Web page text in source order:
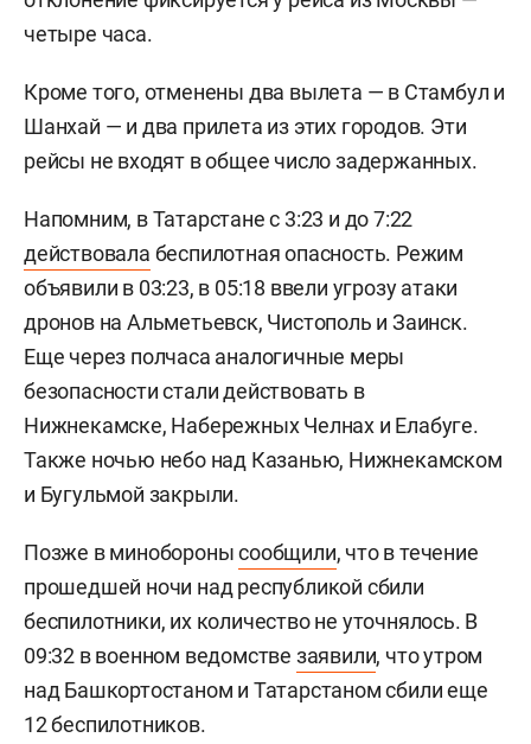
четыре часа.
Кроме того, отменены два вылета — в Стамбул и
Шанхай — и два прилета из этих городов. Эти
рейсы не входят в общее число задержанных.
Напомним, в Татарстане с 3:23 и до 7:22
действовала беспилотная опасность. Режим
объявили в 03:23, в 05:18 ввели угрозу атаки
дронов на Альметьевск, Чистополь и Заинск.
Еще через полчаса аналогичные меры
безопасности стали действовать в
Нижнекамске, Набережных Челнах и Елабуге.
Также ночью небо над Казанью, Нижнекамском
и Бугульмой закрыли.
Позже в миноборонысообщили, что в течение
прошедшей ночи над республикой сбили
беспилотники, их количество не уточнялось. В
09:32 в военном ведомстве заявили, что утром
над Башкортостаном и Татарстаном сбили еще
12 беспилотников.